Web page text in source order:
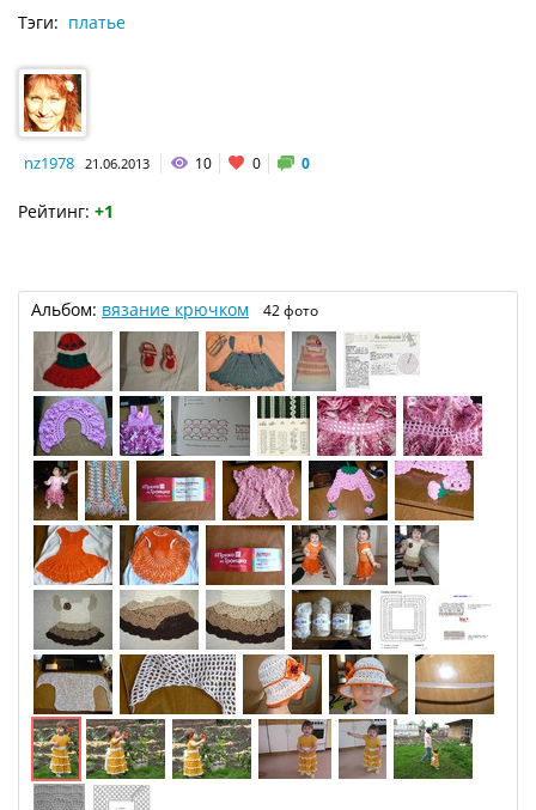
Тэги: платье
nz1978 21.06.2013 10 0 0
Рейтинг: +1
Альбом: вязание крючком 42 фото